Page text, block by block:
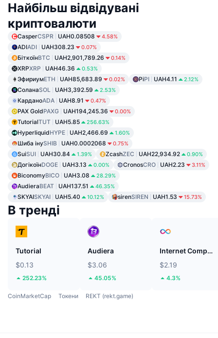
Найбільш відвідувані
криптовалюти
CasperCSPR UAH0.08508 4.58%
ADIADI UAH308.23 0.07%
БіткоїнBTC UAH2,901,789.26 0.14%
XRPXRP UAH46.36 0.53%
ЭфириумETH UAH85,683.89 0.02% PiPI UAH4.11 2.12%
СоланаSOL UAH3,392.59 2.53%
КарданоADA UAH8.91 0.47%
PAX GoldPAXG UAH194,245.36 0.00%
TutorialTUT UAH5.85 256.63%
HyperliquidHYPE UAH2,466.69 1.60%
Шиба інуSHIB UAH0.0002068 0.75%
SuiSUI UAH30.84 1.39% ZcashZEC UAH22,934.92 0.90%
ДогікоїнDOGE UAH3.13 0.00% CronosCRO UAH2.23 3.11%
BiconomyBICO UAH3.08 28.29%
AudieraBEAT UAH137.51 46.35%
SKYAISKYAI UAH5.40 10.12% sirenSIREN UAH1.53 15.73%
В тренді
Tutorial
$0.13
252.23%
Audiera
$3.06
45.05%
Internet Computer
$2.19
4.3%
CoinMarketCap Токени REKT (rekt.game)